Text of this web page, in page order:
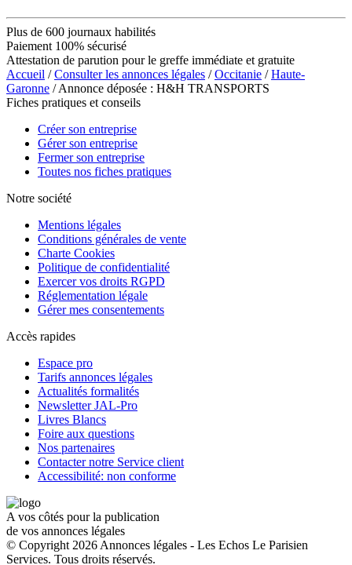
Plus de 600 journaux habilités
Paiement 100% sécurisé
Attestation de parution pour le greffe immédiate et gratuite
Accueil /Consulter les annonces légales /Occitanie /Haute-
Garonne / Annonce déposée : H&H TRANSPORTS
Fiches pratiques et conseils
Créer son entreprise
Gérer son entreprise
Fermer son entreprise
Toutes nos fiches pratiques
Notre société
Mentions légales
Conditions générales de vente
Charte Cookies
Politique de confidentialité
Exercer vos droits RGPD
Réglementation légale
Gérer mes consentements
Accès rapides
Espace pro
Tarifs annonces légales
Actualités formalités
Newsletter JAL-Pro
Livres Blancs
Foire aux questions
Nos partenaires
Contacter notre Service client
Accessibilité: non conforme
A vos côtés pour la publication
de vos annonces légales
© Copyright 2026 Annonces légales - Les Echos Le Parisien
Services. Tous droits réservés.